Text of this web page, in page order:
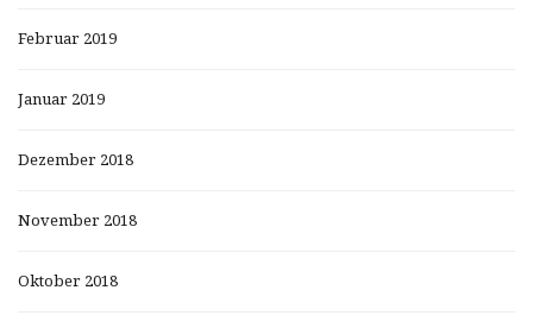
Februar 2019
Januar 2019
Dezember 2018
November 2018
Oktober 2018